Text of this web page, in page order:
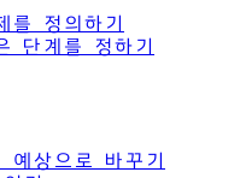
를 정의하기
단계를 정하기
예상으로 바꾸기